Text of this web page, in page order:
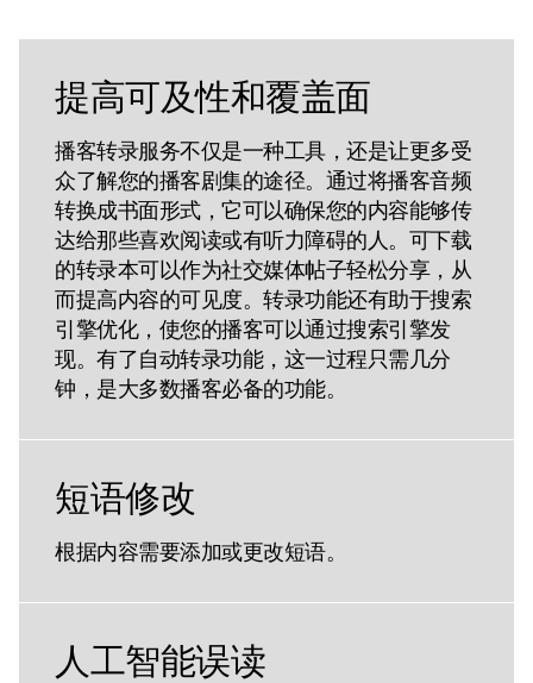
提高可及性和覆盖面
播客转录服务不仅是一种工具，还是让更多受
众了解您的播客剧集的途径。通过将播客音频
转换成书面形式，它可以确保您的内容能够传
达给那些喜欢阅读或有听力障碍的人。可下载
的转录本可以作为社交媒体帖子轻松分享，从
而提高内容的可见度。转录功能还有助于搜索
引擎优化，使您的播客可以通过搜索引擎发
现。有了自动转录功能，这一过程只需几分
钟，是大多数播客必备的功能。
短语修改
根据内容需要添加或更改短语。
人工智能误读